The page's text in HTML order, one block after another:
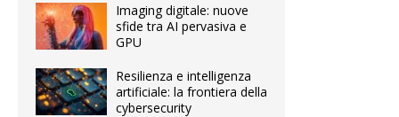
Imaging digitale: nuove
sfide tra AI pervasiva e
GPU
Resilienza e intelligenza
artificiale: la frontiera della
cybersecurity